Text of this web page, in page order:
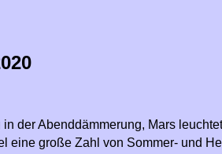
der Abenddämmerung, Mars
eine große Zahl von Sommer- und